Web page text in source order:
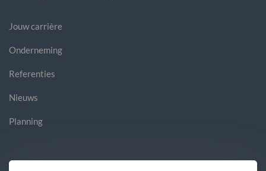
Jouw carrière
Onderneming
Referenties
Nieuws
Planning